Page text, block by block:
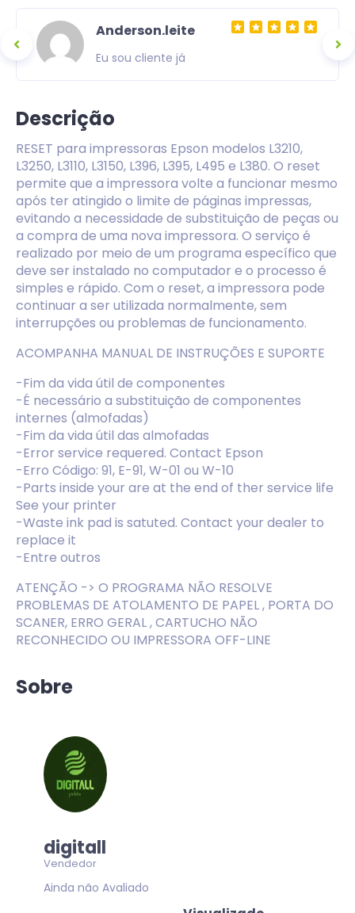
Anderson.leite
Eu sou cliente já
Descrição
RESET para impressoras Epson modelos L3210,
L3250, L3110, L3150, L396, L395, L495 e L380. O reset
permite que a impressora volte a funcionar mesmo
após ter atingido o limite de páginas impressas,
evitando a necessidade de substituição de peças ou
a compra de uma nova impressora. O serviço é
realizado por meio de um programa específico que
deve ser instalado no computador e o processo é
simples e rápido. Com o reset, a impressora pode
continuar a ser utilizada normalmente, sem
interrupções ou problemas de funcionamento.
ACOMPANHA MANUAL DE INSTRUÇÕES E SUPORTE
-Fim da vida útil de componentes
-É necessário a substituição de componentes
internes (almofadas)
-Fim da vida útil das almofadas
-Error service requered. Contact Epson
-Erro Código: 91, E-91, W-01 ou W-10
-Parts inside your are at the end of ther service life
See your printer
-Waste ink pad is satuted. Contact your dealer to
replace it
-Entre outros
ATENÇÃO -> O PROGRAMA NÃO RESOLVE
PROBLEMAS DE ATOLAMENTO DE PAPEL , PORTA DO
SCANER, ERRO GERAL , CARTUCHO NÃO
RECONHECIDO OU IMPRESSORA OFF-LINE
Sobre
digitall
Vendedor
Ainda não Avaliado